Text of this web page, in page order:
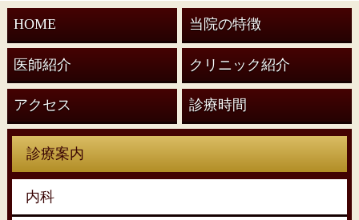
HOME 当院の特徴
医師紹介 クリニック紹介
アクセス 診療時間
診療案内
内科